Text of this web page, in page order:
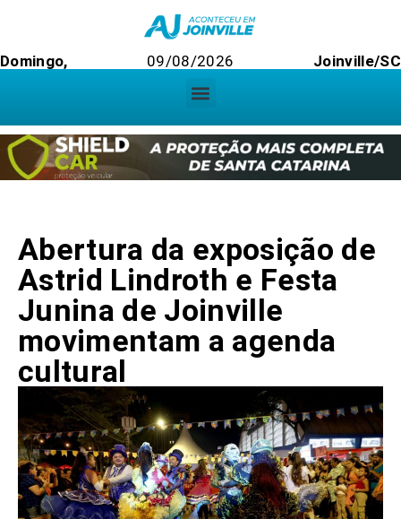
Domingo, 09/08/2026 Joinville/SC
Abertura da exposição de
Astrid Lindroth e Festa
Junina de Joinville
movimentam a agenda
cultural